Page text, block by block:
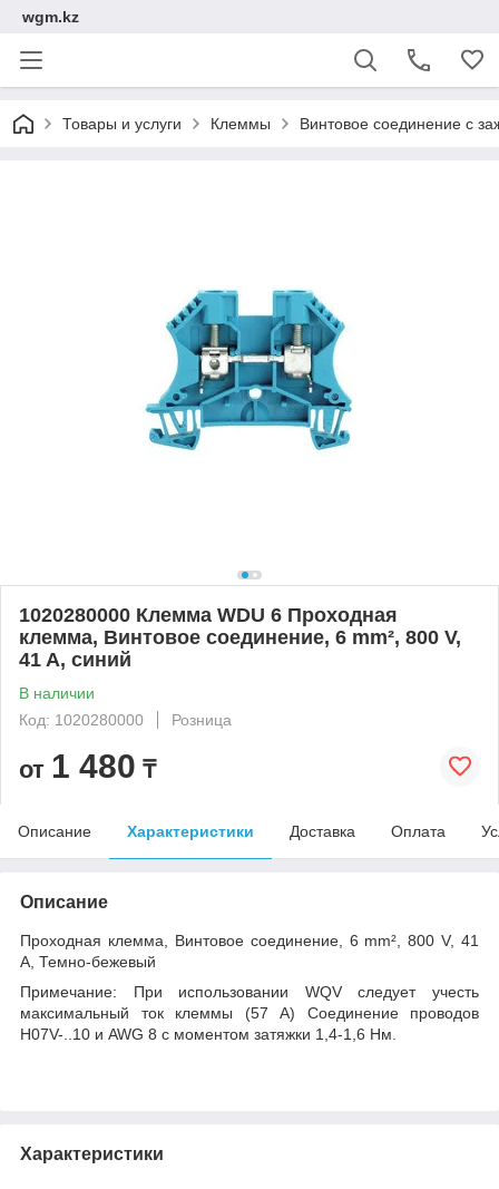
wgm.kz
Товары и услуги Клеммы Винтовое соединение с
1020280000 Клемма WDU 6 Проходная
клемма, Винтовое соединение, 6 mm², 800 V,
41 A, синий
В наличии
Код: 1020280000
Розница
от 1 480 ₸
Описание Характеристики Доставка Оплата
Описание
Проходная клемма, Винтовое соединение, 6 mm², 800 V, 41
A, Темно-бежевый
Примечание: При использовании WQV следует учесть
максимальный ток клеммы (57 A) Соединение проводов
H07V-..10 и AWG 8 с моментом затяжки 1,4-1,6 Нм.
Характеристики